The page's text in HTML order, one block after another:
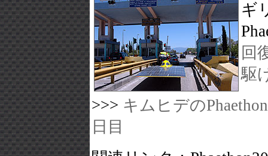
ギ
回
駆
>>> キムヒデの
日目